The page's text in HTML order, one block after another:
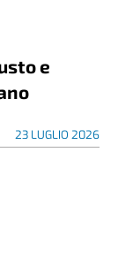
e
23 LUGLIO 2026